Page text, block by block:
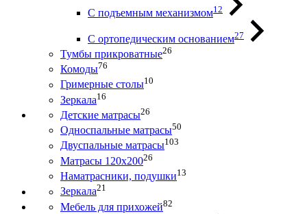
С подъемным механизмом12
С ортопедическим основанием27
Тумбы прикроватные26
Комоды76
Гримерные столы10
Зеркала16
Детские матрасы26
Односпальные матрасы50
Двуспальные матрасы103
Матрасы 120х20026
Наматрасники, подушки13
Зеркала21
Мебель для прихожей82